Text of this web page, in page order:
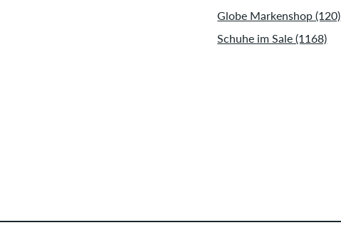
Globe Markenshop (120)
Schuhe im Sale (1168)